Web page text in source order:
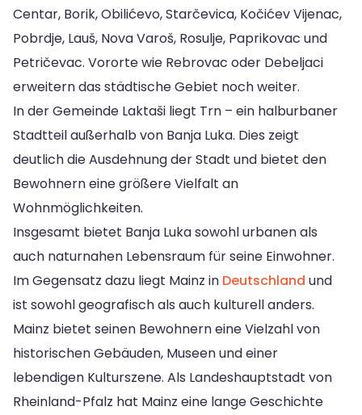
Centar, Borik, Obilićevo, Starčevica, Kočićev Vijenac,
Pobrdje, Lauš, Nova Varoš, Rosulje, Paprikovac und
Petričevac. Vororte wie Rebrovac oder Debeljaci
erweitern das städtische Gebiet noch weiter.
In der Gemeinde Laktaši liegt Trn – ein halburbaner
Stadtteil außerhalb von Banja Luka. Dies zeigt
deutlich die Ausdehnung der Stadt und bietet den
Bewohnern eine größere Vielfalt an
Wohnmöglichkeiten.
Insgesamt bietet Banja Luka sowohl urbanen als
auch naturnahen Lebensraum für seine Einwohner.
Im Gegensatz dazu liegt Mainz in Deutschland und
ist sowohl geografisch als auch kulturell anders.
Mainz bietet seinen Bewohnern eine Vielzahl von
historischen Gebäuden, Museen und einer
lebendigen Kulturszene. Als Landeshauptstadt von
Rheinland-Pfalz hat Mainz eine lange Geschichte